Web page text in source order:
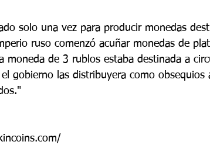
solo una vez para producir monedas
ruso comenzó acuñar monedas de
moneda de 3 rublos estaba destinada a
gobierno las distribuyera como obsequios